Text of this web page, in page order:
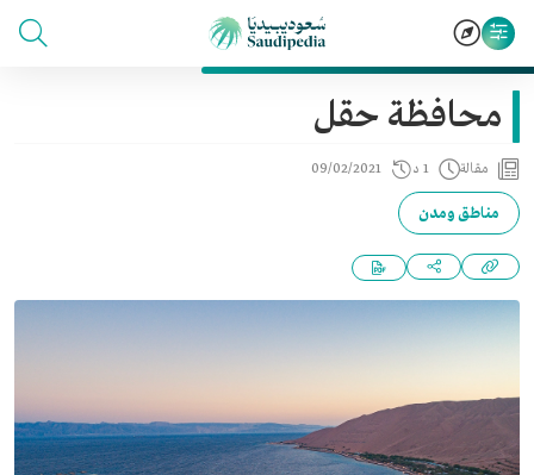
محافظة حقل
مقالة 1 د 09/02/2021
مناطق ومدن